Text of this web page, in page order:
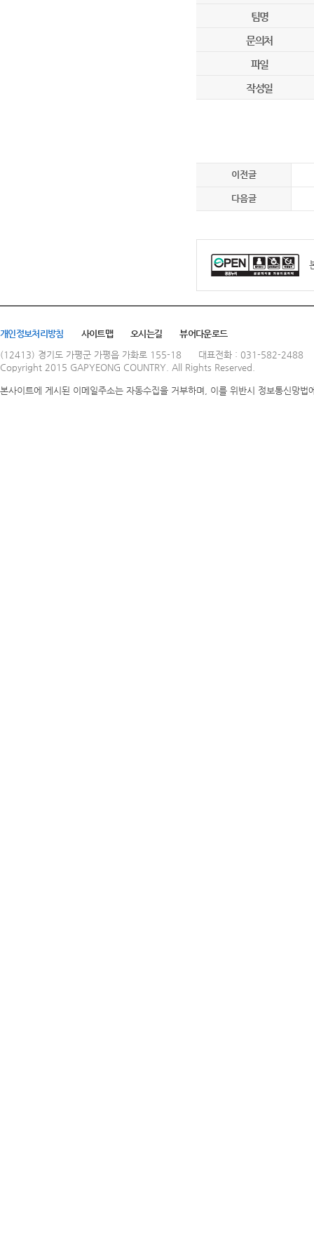
팀명
문의처
파일
작성일
이전글
다음글
개인정보처리방침 사이트맵 오시는길
뷰어다운로드
(12413) 경기도 가평군 가평읍 가화로 155-18
대표전화 : 031-582-2488
Copyright 2015 GAPYEONG COUNTRY. All Rights Reserved.
본사이트에 게시된 이메일주소는 자동수집을 거부하며, 이를 위반시 정보통신망법